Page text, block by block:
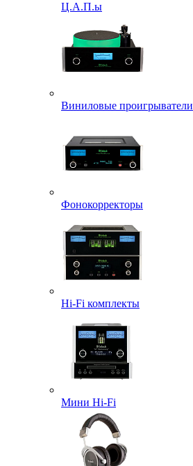
Ц.А.П.ы
Виниловые проигрыватели
Фонокорректоры
Hi-Fi комплекты
Мини Hi-Fi